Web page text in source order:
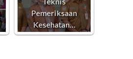
Pemeriksaan
Kesehatan…